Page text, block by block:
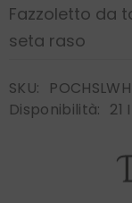
Fazzoletto da
seta raso
SKU:
Disponibilità: 21